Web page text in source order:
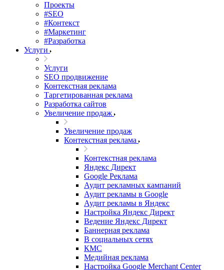
Проекты
#SEO
#Контекст
#Маркетинг
#Разработка
Услуги
Услуги
SEO продвижение
Контекстная реклама
Таргетированная реклама
Разработка сайтов
Увеличение продаж
Увеличение продаж
Контекстная реклама
Контекстная реклама
Яндекс Директ
Google Реклама
Аудит рекламных кампаний
Аудит рекламы в Google
Аудит рекламы в Яндекс
Настройка Яндекс Директ
Ведение Яндекс Директ
Баннерная реклама
В социальных сетях
КМС
Медийная реклама
Настройка Google Merchant Center